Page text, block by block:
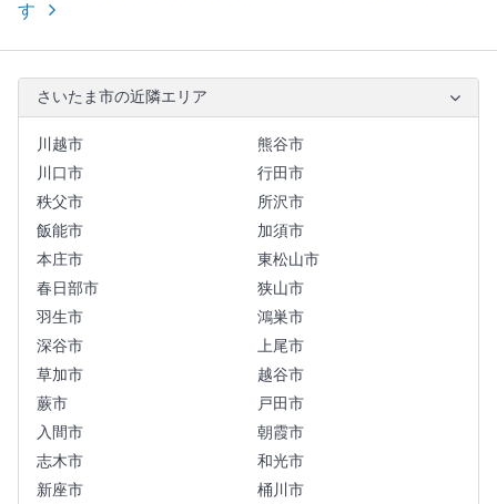
す
さいたま市の近隣エリア
川越市
熊谷市
川口市
行田市
秩父市
所沢市
飯能市
加須市
本庄市
東松山市
春日部市
狭山市
羽生市
鴻巣市
深谷市
上尾市
草加市
越谷市
蕨市
戸田市
入間市
朝霞市
志木市
和光市
新座市
桶川市